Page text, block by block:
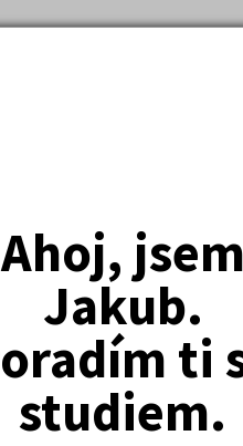
Ahoj, jsem
Jakub.
ti
studiem.